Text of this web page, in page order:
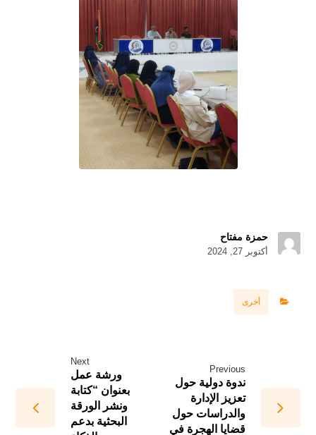
حمزة مفتاح
أكتوبر 27, 2024
أخرى
Previous
ندوة دولية حول
تعزيز الإدارة
والدراسات حول
قضايا الهجرة في
Next
ورشة عمل
بعنوان “كتابة
ونشر الورقة
البحثية بدعم